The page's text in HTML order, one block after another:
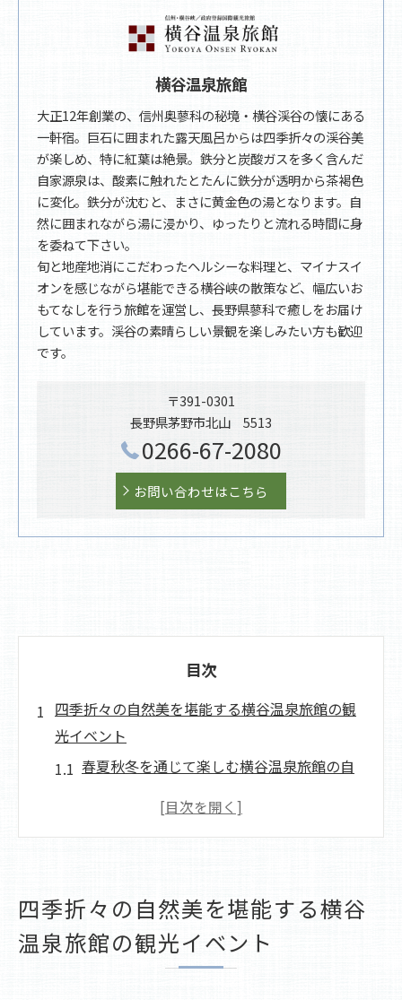
横谷温泉旅館
大正12年創業の、信州奥蓼科の秘境・横谷渓谷の懐にある
一軒宿。巨石に囲まれた露天風呂からは四季折々の渓谷美
が楽しめ、特に紅葉は絶景。鉄分と炭酸ガスを多く含んだ
自家源泉は、酸素に触れたとたんに鉄分が透明から茶褐色
に変化。鉄分が沈むと、まさに黄金色の湯となります。自
然に囲まれながら湯に浸かり、ゆったりと流れる時間に身
を委ねて下さい。
旬と地産地消にこだわったヘルシーな料理と、マイナスイ
オンを感じながら堪能できる横谷峡の散策など、幅広いお
もてなしを行う旅館を運営し、長野県蓼科で癒しをお届け
しています。渓谷の素晴らしい景観を楽しみたい方も歓迎
です。
〒391-0301
長野県茅野市北山 5513
0266-67-2080
お問い合わせはこちら
目次
四季折々の自然美を堪能する横谷温泉旅館の観
光イベント
春夏秋冬を通じて楽しむ横谷温泉旅館の自
季節ごとの特別イベントで感じる自然の恵
さ
四季折々の風景と共に楽しむ旅館の特別企
四季折々の自然美を堪能する横谷
温泉旅館の観光イベント